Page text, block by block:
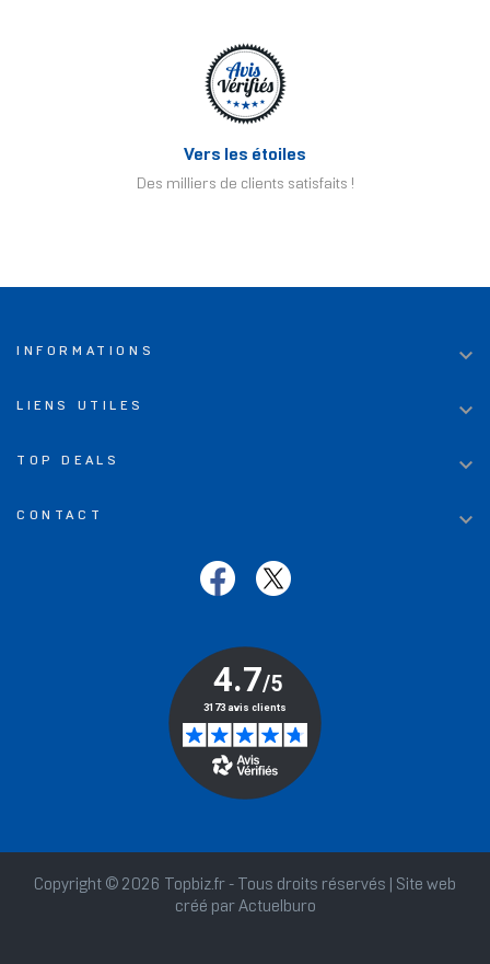
Vers les étoiles
Des milliers de clients satisfaits !
INFORMATIONS 
LIENS UTILES 
TOP DEALS 
CONTACT 
Copyright © 2026 Topbiz.fr - Tous droits réservés | Site web
créé par Actuelburo